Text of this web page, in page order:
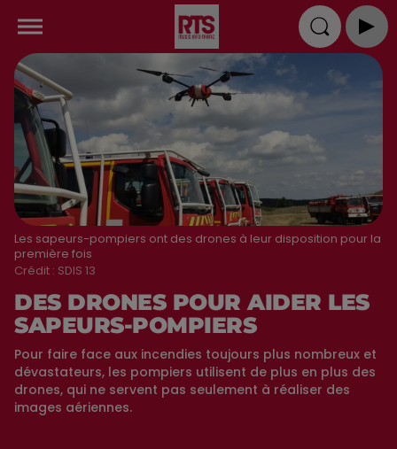
Les sapeurs-pompiers ont des drones à leur disposition pour la
première fois
Crédit : SDIS 13
DES DRONES POUR AIDER LES
SAPEURS-POMPIERS
Pour faire face aux incendies toujours plus nombreux et
dévastateurs, les pompiers utilisent de plus en plus des
drones, qui ne servent pas seulement à réaliser des
images aériennes.